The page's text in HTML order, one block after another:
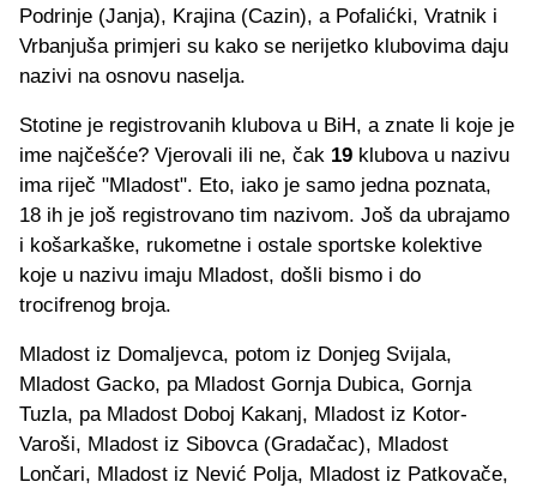
Podrinje (Janja), Krajina (Cazin), a Pofalićki, Vratnik i
Vrbanjuša primjeri su kako se nerijetko klubovima daju
nazivi na osnovu naselja.
Stotine je registrovanih klubova u BiH, a znate li koje je
ime najčešće? Vjerovali ili ne, čak 19 klubova u nazivu
ima riječ "Mladost". Eto, iako je samo jedna poznata,
18 ih je još registrovano tim nazivom. Još da ubrajamo
i košarkaške, rukometne i ostale sportske kolektive
koje u nazivu imaju Mladost, došli bismo i do
trocifrenog broja.
Mladost iz Domaljevca, potom iz Donjeg Svijala,
Mladost Gacko, pa Mladost Gornja Dubica, Gornja
Tuzla, pa Mladost Doboj Kakanj, Mladost iz Kotor-
Varoši, Mladost iz Sibovca (Gradačac), Mladost
Lončari, Mladost iz Nević Polja, Mladost iz Patkovače,